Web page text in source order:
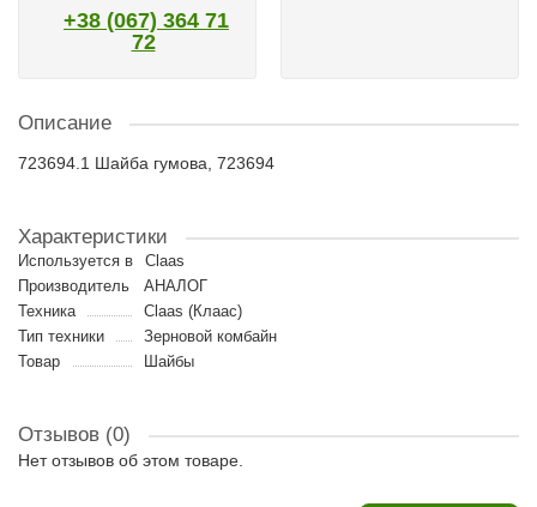
+38 (067) 364 71
72
Описание
723694.1 Шайба гумова, 723694
Характеристики
Используется в
Claas
Производитель
АНАЛОГ
Техника
Claas (Клаас)
Тип техники
Зерновой комбайн
Товар
Шайбы
Отзывов (0)
Нет отзывов об этом товаре.